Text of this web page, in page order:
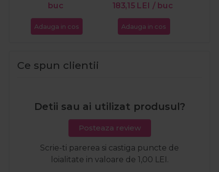
buc
Adauga in cos
183,15 LEI / buc
Adauga in cos
Ce spun clientii
Detii sau ai utilizat produsul?
Posteaza review
Scrie-ti parerea si castiga puncte de
loialitate in valoare de 1,00 LEI.